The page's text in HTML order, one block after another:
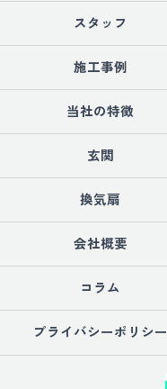
スタッフ
施工事例
当社の特徴
玄関
換気扇
会社概要
コラム
プライバシーポリシー